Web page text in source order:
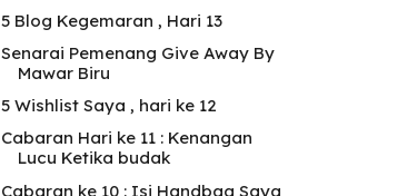
5 Blog Kegemaran , Hari 13
Senarai Pemenang Give Away By
Mawar Biru
5 Wishlist Saya , hari ke 12
Cabaran Hari ke 11 : Kenangan
Lucu Ketika budak
Cabaran ke 10 : Isi Handbag Saya